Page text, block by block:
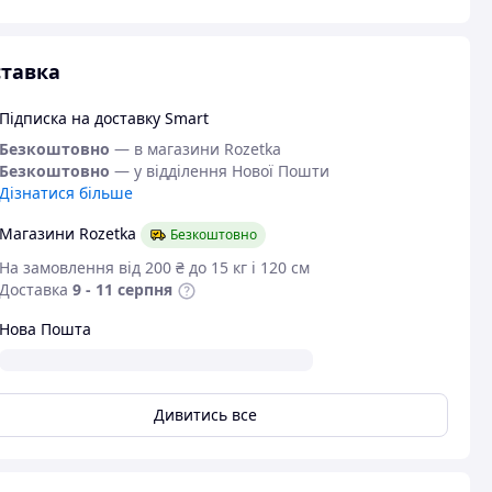
на доставку Smart
— в магазини Rozetka
— у відділення Нової Пошти
більше
Rozetka
Безкоштовно
замовлення від 200 ₴ до 15 кг і 120 см
9 - 11 серпня
Пошта
Дивитись все